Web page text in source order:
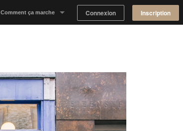
Comment ça marche
Trouver un espace
Tableau de Bord Propriétaire
Connexion Inscription